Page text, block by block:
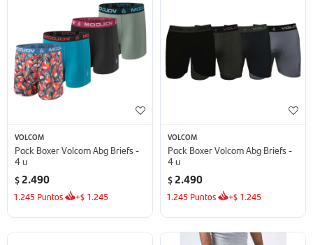
VOLCOM
Pack Boxer Volcom Abg Briefs -
4 u
$ 2.490
1.245 Puntos +$ 1.245
VOLCOM
Pack Boxer Volcom Abg Briefs -
4 u
$ 2.490
1.245 Puntos +$ 1.245